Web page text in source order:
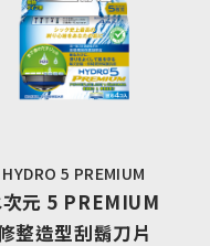
HYDRO 5 PREMIUM
元 5 PREMIUM
整造型刮鬍刀片